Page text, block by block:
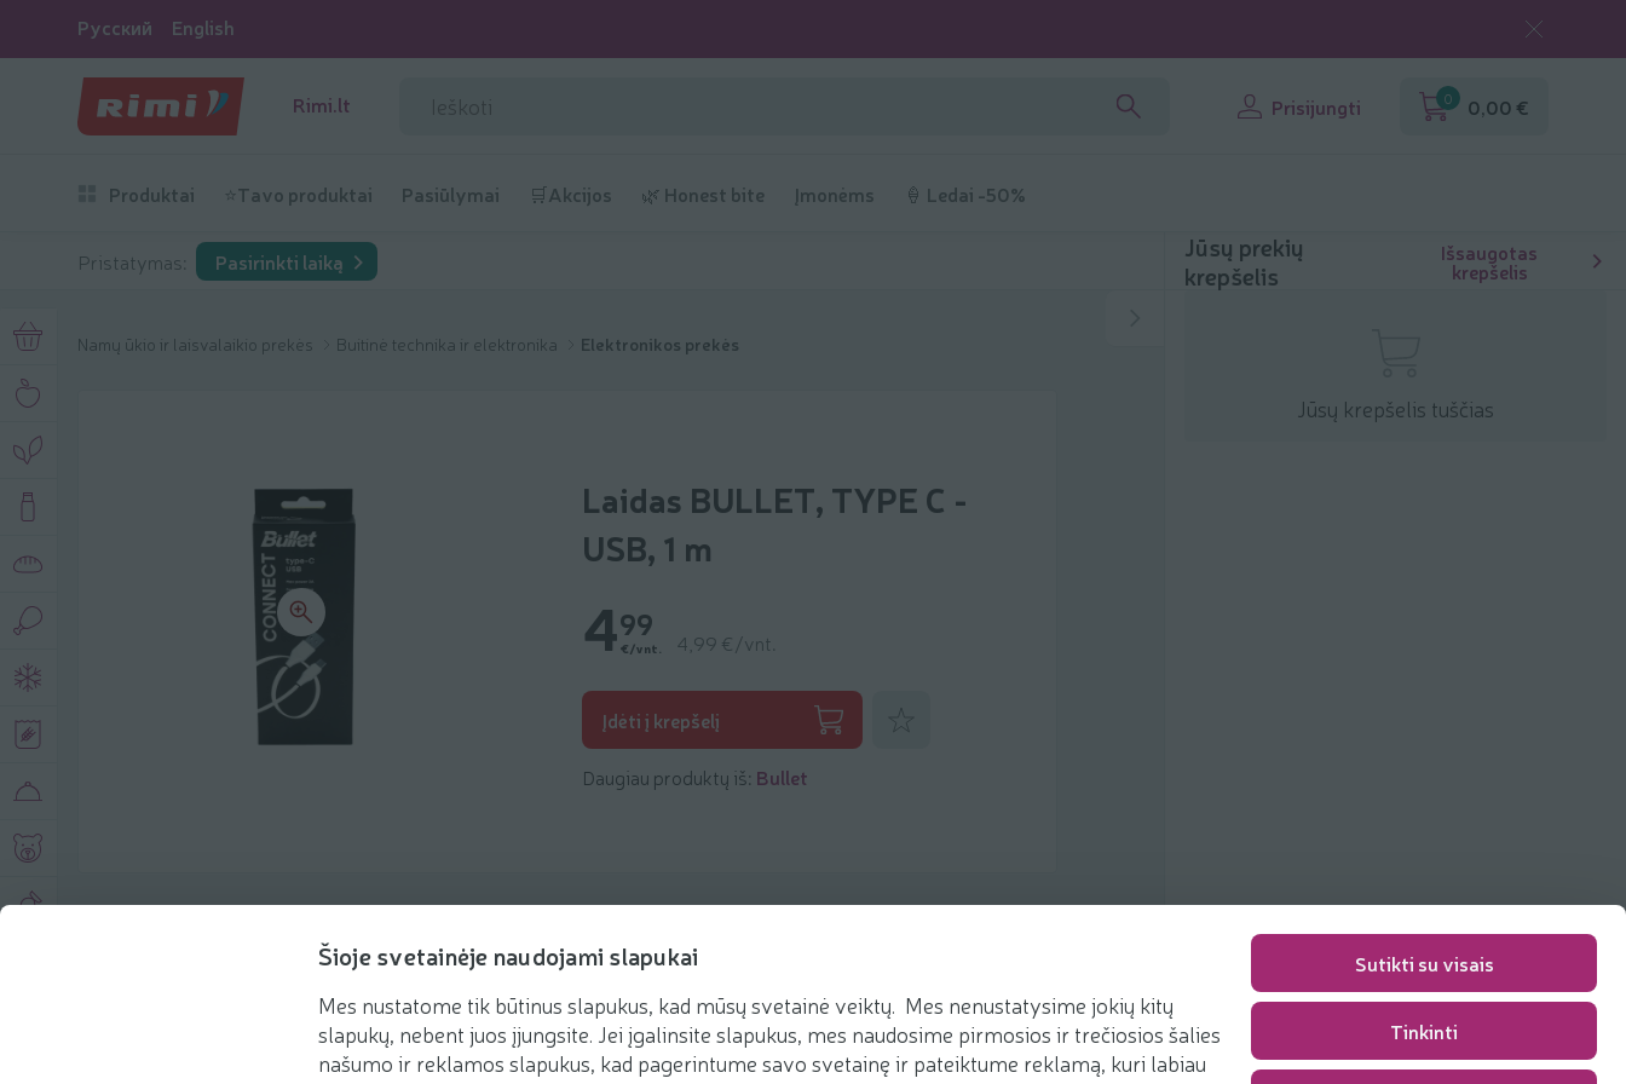
Šioje svetainėje naudojami slapukai
Mes nustatome tik būtinus slapukus, kad mūsų svetainė veiktų. Mes nenustatysime jokių kitų
slapukų, nebent juos įjungsite. Jei įgalinsite slapukus, mes naudosime pirmosios ir trečiosios šalies
našumo ir reklamos slapukus, kad pagerintume savo svetainę ir pateiktume reklamą, kuri labiau
Sutikti su visais
Tinkinti
Русский English
Rimi.lt Prisijungti 0 0,00 €
Produktai ⭐Tavo produktai Pasiūlymai 🛒Akcijos 🌿 Honest bite Įmonėms 🍦 Ledai -50%
Pristatymas: Pasirinkti laiką
Namų ūkio ir laisvalaikio prekės Buitinė technika ir elektronika Elektronikos prekės
Laidas BULLET, TYPE C -
USB, 1 m
499
€/vnt. 4,99 €/vnt.
Įdėti į krepšelį
Daugiau produktų iš: Bullet
Produkto aprašymas
Rekomenduojame
Jūsų prekių
krepšelis
Išsaugotas
krepšelis
Jūsų krepšelis tuščias
Pakavimo mokestis 0,00 €